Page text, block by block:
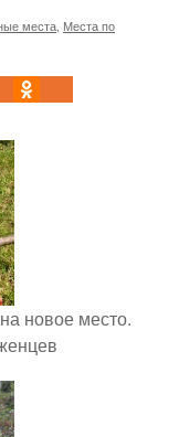
места Места по
новое место.